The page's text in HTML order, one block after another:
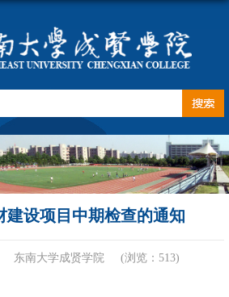
建设项目中期检查的通知
东南大学成贤学院 (浏览： 513)